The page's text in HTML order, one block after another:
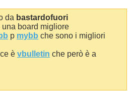
da bastardofuori
board migliore
p mybb che sono i migliori
è vbulletin che però è a